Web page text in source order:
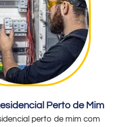
Perto de Mim
perto de mim com